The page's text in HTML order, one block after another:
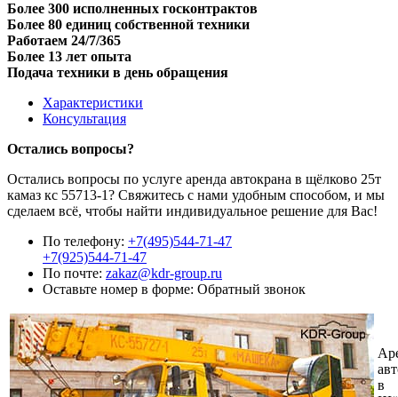
Более 300 исполненных госконтрактов
Более 80 единиц собственной техники
Работаем 24/7/365
Более 13 лет опыта
Подача техники в день обращения
Характеристики
Консультация
Остались вопросы?
Остались вопросы по услуге аренда автокрана в щёлково 25т
камаз кс 55713-1? Свяжитесь с нами удобным способом, и мы
сделаем всё, чтобы найти индивидуальное решение для Вас!
По телефону: +7(495)544-71-47
+7(925)544-71-47
По почте: zakaz@kdr-group.ru
Оставьте номер в форме: Обратный звонок
в